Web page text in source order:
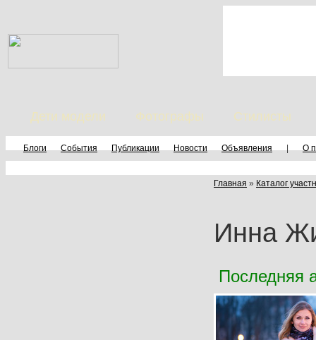
Дети модели Фотографы Стилисты
Блоги События Публикации Новости Объявления | О
Главная » Каталог
Инна
Последняя